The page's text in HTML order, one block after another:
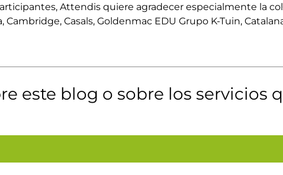
Attendis quiere agradecer especialmente la
Cambridge, Casals, Goldenmac EDU Grupo K-Tuin,
este blog o sobre los servicios